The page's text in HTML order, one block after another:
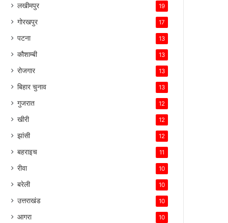
लखीमपुर 19
गोरखपुर 17
पटना 13
कौशाम्बी 13
रोजगार 13
बिहार चुनाव 13
गुजरात 12
खीरी 12
झांसी 12
बहराइच 11
रीवा 10
बरेली 10
उत्तराखंड 10
आगरा 10